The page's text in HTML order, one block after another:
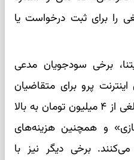
را برای ثبت درخواست یا
برخی سودجویان مدعی
پرو برای متقاضیان
فراهم است و در ازای آن، مبالغی از ۴ میلیون تومان به بالا
و همچنین هزینه‌های
برخی دیگر نیز با